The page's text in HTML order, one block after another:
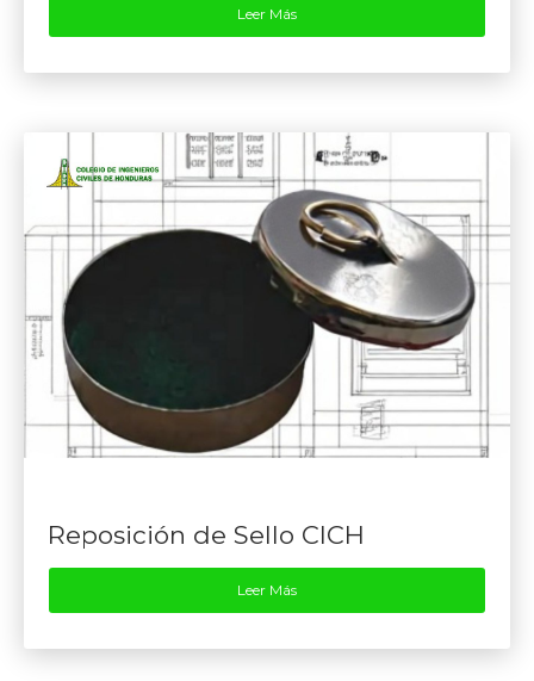
Leer Más
Reposición de Sello CICH
Leer Más